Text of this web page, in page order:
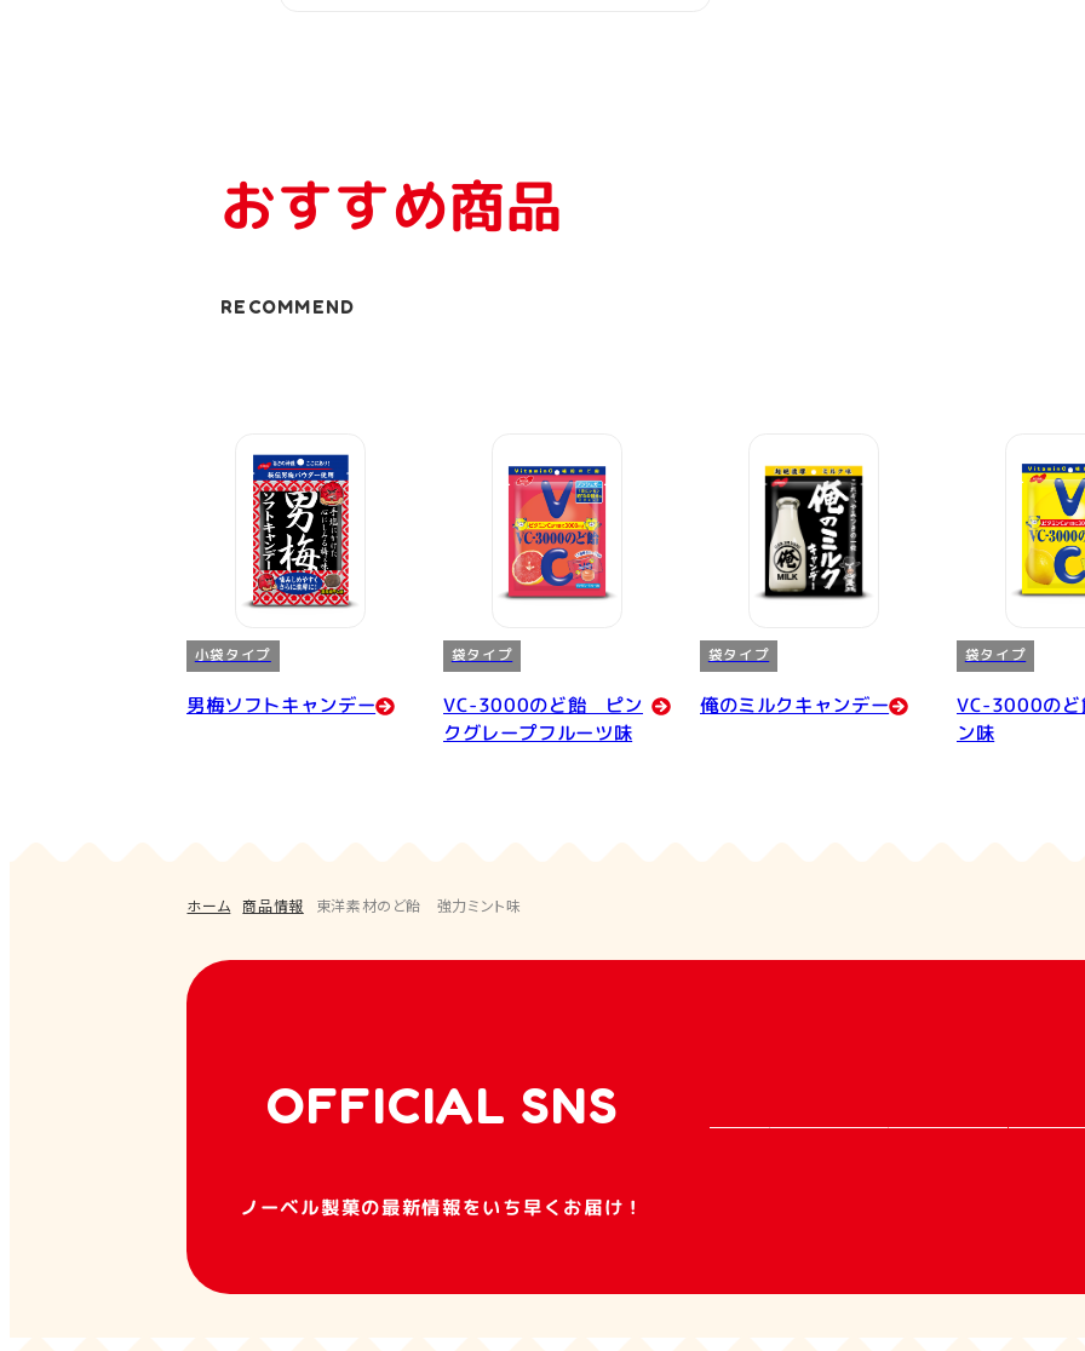
おすすめ商品
RECOMMEND
小袋タイプ
男梅ソフトキャンデー
袋タイプ
VC-3000のど飴 ピン
クグレープフルーツ味
袋タイプ
俺のミルクキャンデー
袋タイプ
VC-3000の
ン味
ホーム 商品情報 東洋素材のど飴 強力ミント味
OFFICIAL SNS
ノーベル製菓の最新情報をいち早くお届け！